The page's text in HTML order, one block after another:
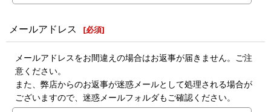
メールアドレス [必須]
メールアドレスをお間違えの場合はお返事が届きません。ご注
意ください。
また、弊店からのお返事が迷惑メールとして処理される場合が
ございますので、迷惑メールフォルダもご確認ください。